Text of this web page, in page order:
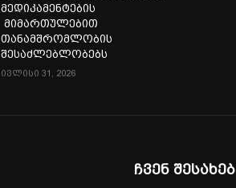
მედიკამენტების
მიმართულებით
თანამშრომლობის
შესაძლებლობებს
ივლისი 31, 2026
ჩვენ შესახებ